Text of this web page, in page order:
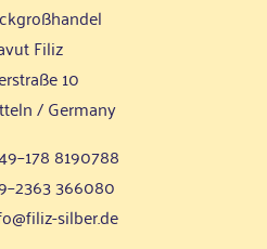
Filiz
10
/ Germany
8190788
366080
silber.de